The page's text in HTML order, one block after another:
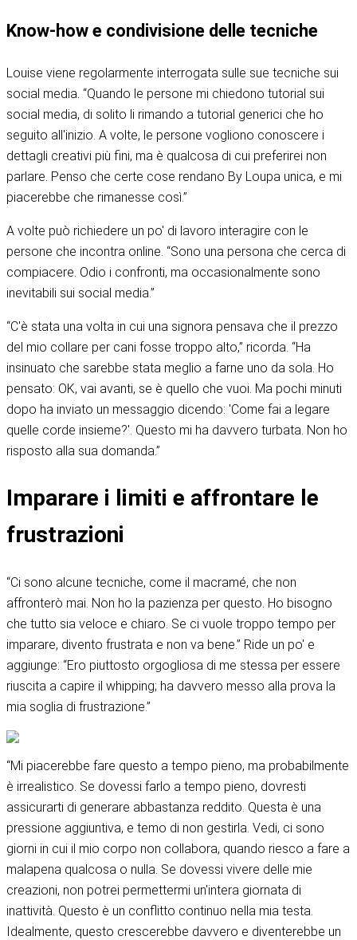
Know-how e condivisione delle tecniche
Louise viene regolarmente interrogata sulle sue tecniche sui
social media. “Quando le persone mi chiedono tutorial sui
social media, di solito li rimando a tutorial generici che ho
seguito all'inizio. A volte, le persone vogliono conoscere i
dettagli creativi più fini, ma è qualcosa di cui preferirei non
parlare. Penso che certe cose rendano By Loupa unica, e mi
piacerebbe che rimanesse così.”
A volte può richiedere un po' di lavoro interagire con le
persone che incontra online. “Sono una persona che cerca di
compiacere. Odio i confronti, ma occasionalmente sono
inevitabili sui social media.”
“C'è stata una volta in cui una signora pensava che il prezzo
del mio collare per cani fosse troppo alto,” ricorda. “Ha
insinuato che sarebbe stata meglio a farne uno da sola. Ho
pensato: OK, vai avanti, se è quello che vuoi. Ma pochi minuti
dopo ha inviato un messaggio dicendo: 'Come fai a legare
quelle corde insieme?'. Questo mi ha davvero turbata. Non ho
risposto alla sua domanda.”
Imparare i limiti e affrontare le
frustrazioni
“Ci sono alcune tecniche, come il macramé, che non
affronterò mai. Non ho la pazienza per questo. Ho bisogno
che tutto sia veloce e chiaro. Se ci vuole troppo tempo per
imparare, divento frustrata e non va bene.” Ride un po' e
aggiunge: “Ero piuttosto orgogliosa di me stessa per essere
riuscita a capire il whipping; ha davvero messo alla prova la
mia soglia di frustrazione.”
“Mi piacerebbe fare questo a tempo pieno, ma probabilmente
è irrealistico. Se dovessi farlo a tempo pieno, dovresti
assicurarti di generare abbastanza reddito. Questa è una
pressione aggiuntiva, e temo di non gestirla. Vedi, ci sono
giorni in cui il mio corpo non collabora, quando riesco a fare a
malapena qualcosa o nulla. Se dovessi vivere delle mie
creazioni, non potrei permettermi un'intera giornata di
inattività. Questo è un conflitto continuo nella mia testa.
Idealmente, questo crescerebbe davvero e diventerebbe un